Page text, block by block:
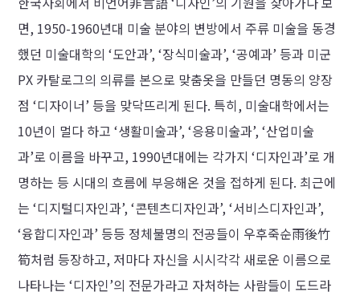
면, 1950-1960년대 미술 분야의 변방에서 주류 미술을 동경
했던 미술대학의 ‘도안과’, ‘장식미술과’, ‘공예과’ 등과 미군
PX 카탈로그의 의류를 본으로 맞춤옷을 만들던 명동의 양장
점 ‘디자이너’ 등을 맞닥뜨리게 된다. 특히, 미술대학에서는
10년이 멀다 하고 ‘생활미술과’, ‘응용미술과’, ‘산업미술
과’로 이름을 바꾸고, 1990년대에는 각가지 ‘디자인과’로 개
명하는 등 시대의 흐름에 부응해온 것을 접하게 된다. 최근에
는 ‘디지털디자인과’, ‘콘텐츠디자인과’, ‘서비스디자인과’,
‘융합디자인과’ 등등 정체불명의 전공들이 우후죽순雨後竹
筍처럼 등장하고, 저마다 자신을 시시각각 새로운 이름으로
나타나는 ‘디자인’의 전문가라고 자처하는 사람들이 도드라